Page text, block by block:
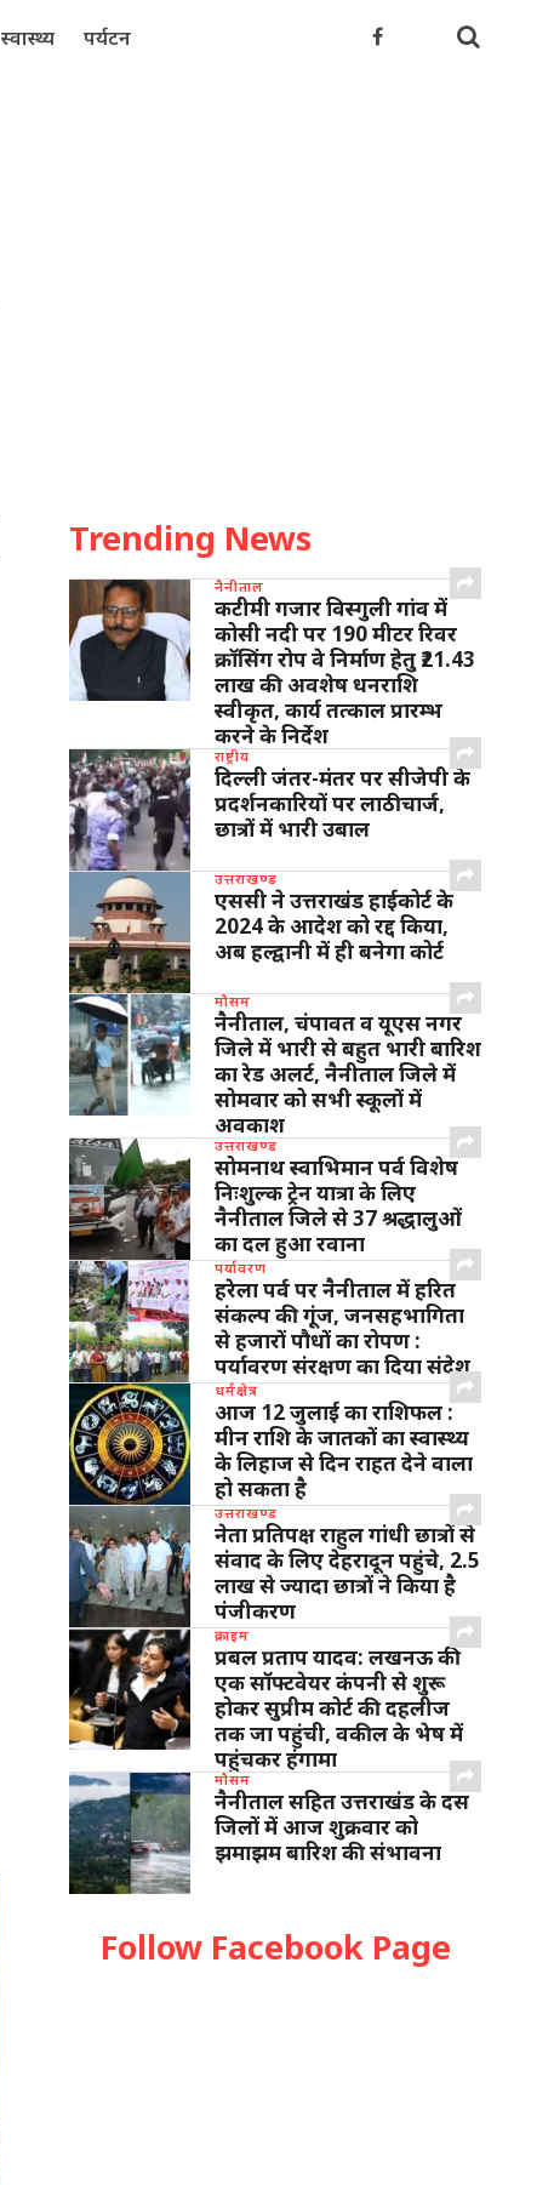
स्वास्थ्य पर्यटन
Trending News
नैनीताल
कटीमी गजार विस्गुली गांव में
कोसी नदी पर 190 मीटर रिवर
क्रॉसिंग रोप वे निर्माण हेतु ₹21.43
लाख की अवशेष धनराशि
स्वीकृत, कार्य तत्काल प्रारम्भ
करने के निर्देश
राष्ट्रीय
दिल्ली जंतर-मंतर पर सीजेपी के
प्रदर्शनकारियों पर लाठीचार्ज,
छात्रों में भारी उबाल
उत्तराखण्ड
एससी ने उत्तराखंड हाईकोर्ट के
2024 के आदेश को रद्द किया,
अब हल्द्वानी में ही बनेगा कोर्ट
मौसम
नैनीताल, चंपावत व यूएस नगर
जिले में भारी से बहुत भारी बारिश
का रेड अलर्ट, नैनीताल जिले में
सोमवार को सभी स्कूलों में
अवकाश
उत्तराखण्ड
सोमनाथ स्वाभिमान पर्व विशेष
निःशुल्क ट्रेन यात्रा के लिए
नैनीताल जिले से 37 श्रद्धालुओं
का दल हुआ रवाना
पर्यावरण
हरेला पर्व पर नैनीताल में हरित
संकल्प की गूंज, जनसहभागिता
से हजारों पौधों का रोपण :
पर्यावरण संरक्षण का दिया संदेश
धर्मक्षेत्र
आज 12 जुलाई का राशिफल :
मीन राशि के जातकों का स्वास्थ्य
के लिहाज से दिन राहत देने वाला
हो सकता है
उत्तराखण्ड
नेता प्रतिपक्ष राहुल गांधी छात्रों से
संवाद के लिए देहरादून पहुंचे, 2.5
लाख से ज्यादा छात्रों ने किया है
पंजीकरण
क्राइम
प्रबल प्रताप यादव: लखनऊ की
एक सॉफ्टवेयर कंपनी से शुरू
होकर सुप्रीम कोर्ट की दहलीज
तक जा पहुंची, वकील के भेष में
पहुंचकर हंगामा
मौसम
नैनीताल सहित उत्तराखंड के दस
जिलों में आज शुक्रवार को
झमाझम बारिश की संभावना
Follow Facebook Page